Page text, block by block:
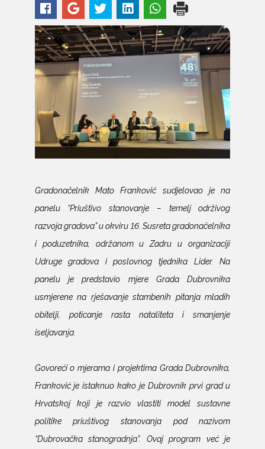
Gradonačelnik Mato Franković sudjelovao je na
panelu “Priuštivo stanovanje – temelj održivog
razvoja gradova” u okviru 16. Susreta gradonačelnika
i poduzetnika, održanom u Zadru u organizaciji
Udruge gradova i poslovnog tjednika Lider. Na
panelu je predstavio mjere Grada Dubrovnika
usmjerene na rješavanje stambenih pitanja mladih
obitelji, poticanje rasta nataliteta i smanjenje
iseljavanja.
Govoreći o mjerama i projektima Grada Dubrovnika,
Franković je istaknuo kako je Dubrovnik prvi grad u
Hrvatskoj koji je razvio vlastiti model sustavne
politike priuštivog stanovanja pod nazivom
“Dubrovačka stanogradnja”. Ovaj program već je